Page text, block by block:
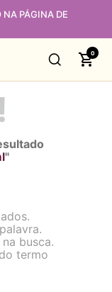
PÁGINA DE
0
"
busca.
termo